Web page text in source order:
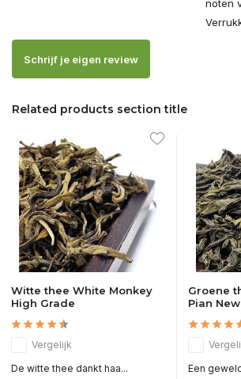
noten
Schrijf je eigen review
Related products section title
Witte thee White Monkey
High Grade
Vergelijk
De witte thee dankt haa...
Groene
Pian
Een